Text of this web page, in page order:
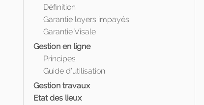
Définition
Garantie loyers impayés
Garantie Visale
Gestion en ligne
Principes
Guide d'utilisation
Gestion travaux
Etat des lieux